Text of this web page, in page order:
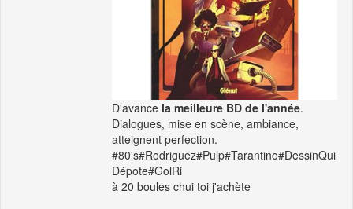
D'avance la meilleure BD de l'année.
Dialogues, mise en scène, ambiance,
atteignent perfection.
#80's#Rodriguez#Pulp#Tarantino#DessinQui
Dépote#GolRi
à 20 boules chui toi j'achète